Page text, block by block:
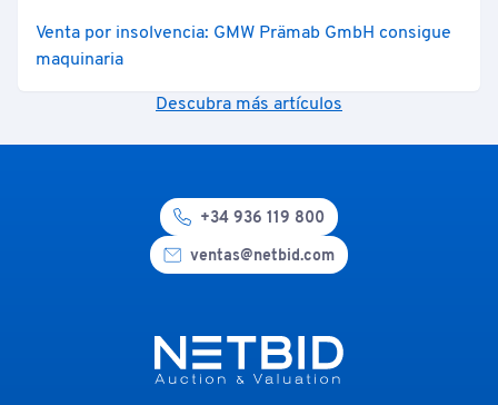
Venta por insolvencia: GMW Prämab GmbH consigue
maquinaria
Descubra más artículos
+34 936 119 800
ventas@netbid.com